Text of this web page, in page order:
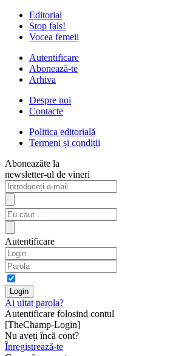
Editorial
Stop fals!
Vocea femeii
Autentificare
Abonează-te
Arhiva
Despre noi
Contacte
Politica editorială
Termeni și condiții
Aboneazăte la
newsletter-ul de vineri
Autentificare
Ai uitat parola?
Autentificare folosind contul
[TheChamp-Login]
Nu aveți încă cont?
Înregistrează-te